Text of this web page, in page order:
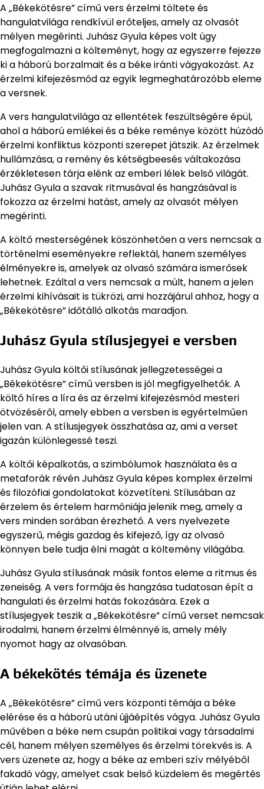
A „Békekötésre” című vers érzelmi töltete és
hangulatvilága rendkívül erőteljes, amely az olvasót
mélyen megérinti. Juhász Gyula képes volt úgy
megfogalmazni a költeményt, hogy az egyszerre fejezze
ki a háború borzalmait és a béke iránti vágyakozást. Az
érzelmi kifejezésmód az egyik legmeghatározóbb eleme
a versnek.
A vers hangulatvilága az ellentétek feszültségére épül,
ahol a háború emlékei és a béke reménye között húzódó
érzelmi konfliktus központi szerepet játszik. Az érzelmek
hullámzása, a remény és kétségbeesés váltakozása
érzékletesen tárja elénk az emberi lélek belső világát.
Juhász Gyula a szavak ritmusával és hangzásával is
fokozza az érzelmi hatást, amely az olvasót mélyen
megérinti.
A költő mesterségének köszönhetően a vers nemcsak a
történelmi eseményekre reflektál, hanem személyes
élményekre is, amelyek az olvasó számára ismerősek
lehetnek. Ezáltal a vers nemcsak a múlt, hanem a jelen
érzelmi kihívásait is tükrözi, ami hozzájárul ahhoz, hogy a
„Békekötésre” időtálló alkotás maradjon.
Juhász Gyula stílusjegyei e versben
Juhász Gyula költői stílusának jellegzetességei a
„Békekötésre” című versben is jól megfigyelhetők. A
költő híres a líra és az érzelmi kifejezésmód mesteri
ötvözéséről, amely ebben a versben is egyértelműen
jelen van. A stílusjegyek összhatása az, ami a verset
igazán különlegessé teszi.
A költői képalkotás, a szimbólumok használata és a
metaforák révén Juhász Gyula képes komplex érzelmi
és filozófiai gondolatokat közvetíteni. Stílusában az
érzelem és értelem harmóniája jelenik meg, amely a
vers minden sorában érezhető. A vers nyelvezete
egyszerű, mégis gazdag és kifejező, így az olvasó
könnyen bele tudja élni magát a költemény világába.
Juhász Gyula stílusának másik fontos eleme a ritmus és
zeneiség. A vers formája és hangzása tudatosan épít a
hangulati és érzelmi hatás fokozására. Ezek a
stílusjegyek teszik a „Békekötésre” című verset nemcsak
irodalmi, hanem érzelmi élménnyé is, amely mély
nyomot hagy az olvasóban.
A békekötés témája és üzenete
A „Békekötésre” című vers központi témája a béke
elérése és a háború utáni újjáépítés vágya. Juhász Gyula
művében a béke nem csupán politikai vagy társadalmi
cél, hanem mélyen személyes és érzelmi törekvés is. A
vers üzenete az, hogy a béke az emberi szív mélyéből
fakadó vágy, amelyet csak belső küzdelem és megértés